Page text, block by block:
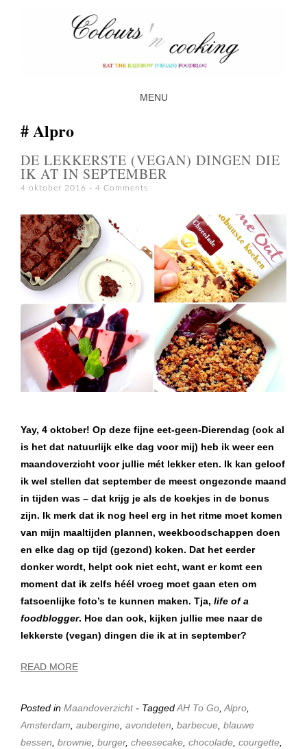
MENU
Alpro
DE LEKKERSTE (VEGAN) DINGEN DIE
IK AT IN SEPTEMBER
4 oktober 2016 4 Comments
Yay, 4 oktober! Op deze fijne eet-geen-Dierendag (ook al
is het dat natuurlijk elke dag voor mij) heb ik weer een
maandoverzicht voor jullie mét lekker eten. Ik kan geloof
ik wel stellen dat september de meest ongezonde maand
in tijden was – dat krijg je als de koekjes in de bonus
zijn. Ik merk dat ik nog heel erg in het ritme moet komen
van mijn maaltijden plannen, weekboodschappen doen
en elke dag op tijd (gezond) koken. Dat het eerder
donker wordt, helpt ook niet echt, want er komt een
moment dat ik zelfs héél vroeg moet gaan eten om
fatsoenlijke foto’s te kunnen maken. Tja, life of a
foodblogger. Hoe dan ook, kijken jullie mee naar de
lekkerste (vegan) dingen die ik at in september?
READ MORE
Posted in Maandoverzicht - TaggedAH To Go,Alpro,
Amsterdam, aubergine, avondeten, barbecue, blauwe
bessen, brownie, burger, cheesecake, chocolade, courgette,